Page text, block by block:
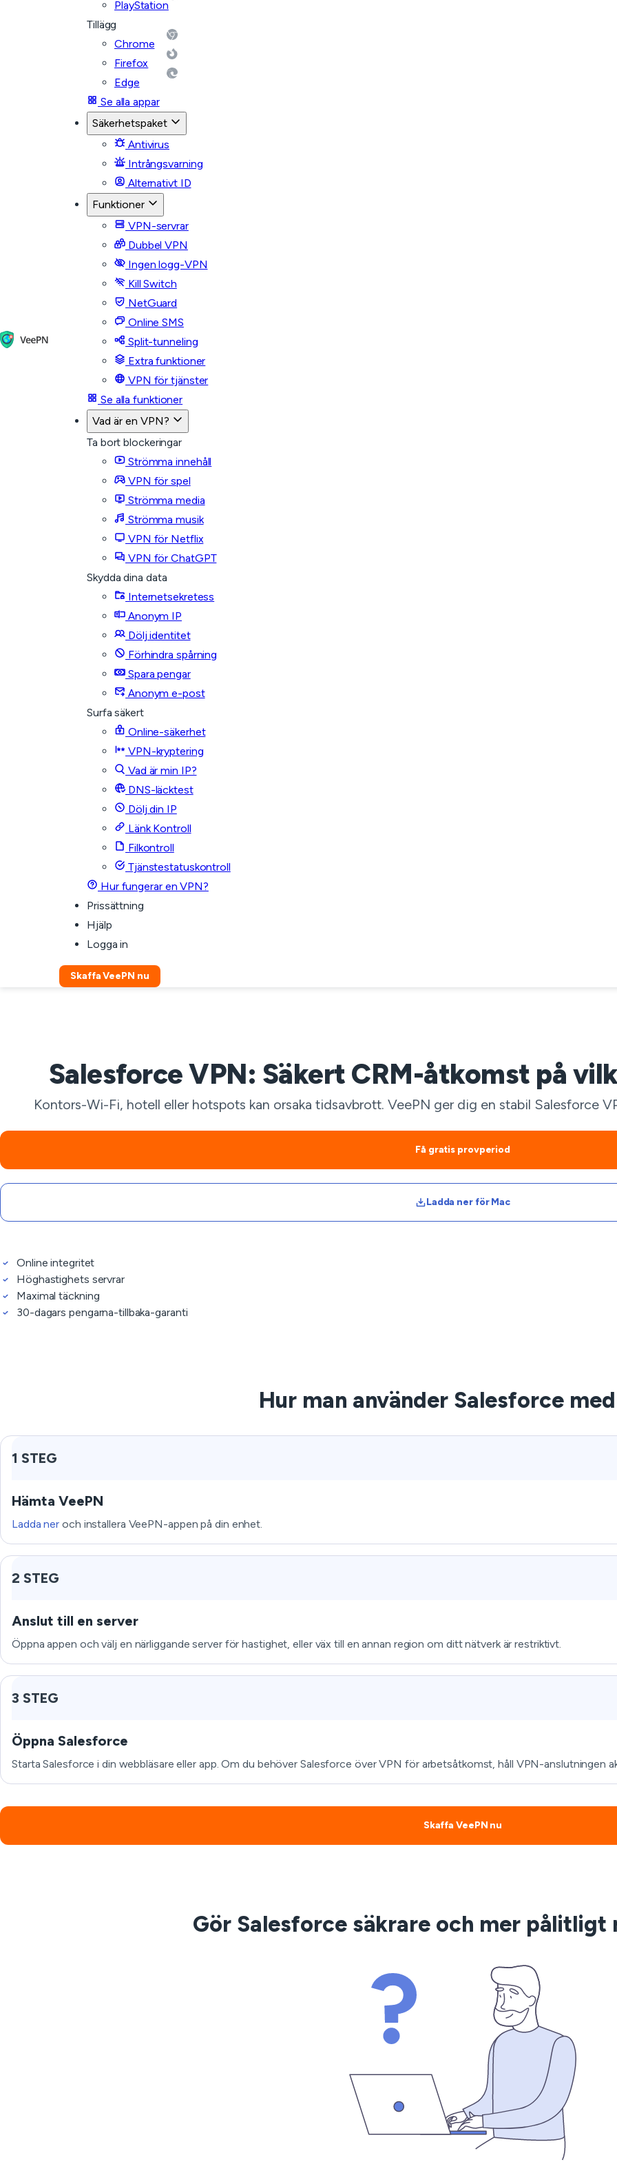
PlayStation
Tillägg
Chrome
Firefox
Edge
Se alla appar
Säkerhetspaket
Antivirus
Intrångsvarning
Alternativt ID
Funktioner
VPN-servrar
Dubbel VPN
Ingen logg-VPN
Kill Switch
NetGuard
Online SMS
Split-tunneling
Extra funktioner
VPN för tjänster
Se alla funktioner
Vad är en VPN?
Ta bort blockeringar
Strömma innehåll
VPN för spel
Strömma media
Strömma musik
VPN för Netflix
VPN för ChatGPT
Skydda dina data
Internetsekretess
Anonym IP
Dölj identitet
Förhindra spårning
Spara pengar
Anonym e-post
Surfa säkert
Online-säkerhet
VPN-kryptering
Vad är min IP?
DNS-läcktest
Dölj din IP
Länk Kontroll
Filkontroll
Tjänstestatuskontroll
Hur fungerar en VPN?
Prissättning
Hjälp
Logga in
Skaffa VeePN nu
Salesforce VPN: Säkert CRM-åtkomst på
Kontors-Wi-Fi, hotell eller hotspots kan orsaka tidsavbrott. VeePN ger dig en stabil Salesforce
Få gratis provperiod
Ladda ner för Mac
Online integritet
Höghastighets servrar
Maximal täckning
30-dagars pengarna-tillbaka-garanti
Hur man använder Salesforce
1 STEG
Hämta VeePN
Ladda ner och installera VeePN-appen på din enhet.
2 STEG
Anslut till en server
Öppna appen och välj en närliggande server för hastighet, eller väx till en annan region om ditt nätverk är restriktivt.
3 STEG
Öppna Salesforce
Starta Salesforce i din webbläsare eller app. Om du behöver Salesforce över VPN för arbetsåtkomst, håll VPN-anslutningen
Skaffa VeePN nu
Gör Salesforce säkrare och mer pålitligt